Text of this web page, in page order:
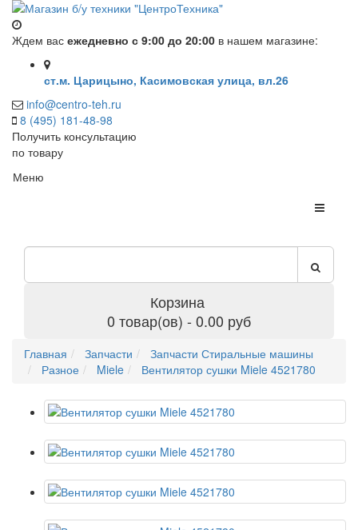
Ждем вас ежедневно с 9:00 до 20:00 в нашем магазине:
ст.м. Царицыно, Касимовская улица, вл.26
info@centro-teh.ru
8 (495) 181-48-98
Получить консультацию
по товару
Меню
Корзина
0 товар(ов) - 0.00 руб
Главная Запчасти
Запчасти Стиральные машины
Разное
Miele Вентилятор сушки Miele 4521780